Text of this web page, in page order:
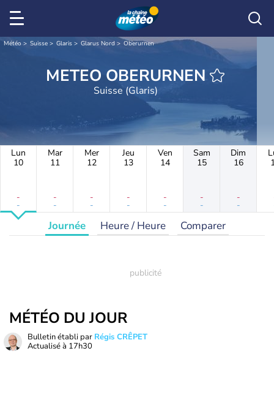
Météo Suisse Glaris Glarus Nord Oberurnen
METEO OBERURNEN
Suisse (Glaris)
Lun
10
-
-
Mar
11
-
-
Mer
12
-
-
Jeu
13
-
-
Ven
14
-
-
Sam
15
-
-
Dim
16
-
-
Journée Heure / Heure Comparer
MÉTÉO DU JOUR
Bulletin établi par Régis CRÊPET
Actualisé à 17h30